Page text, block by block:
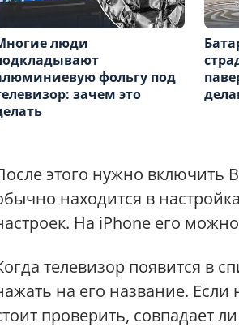
люди
фольгу под
зачем это
этого нужно включить
находится в
На iPhone его
телевизор появится в
на его название.
проверить, совпадает